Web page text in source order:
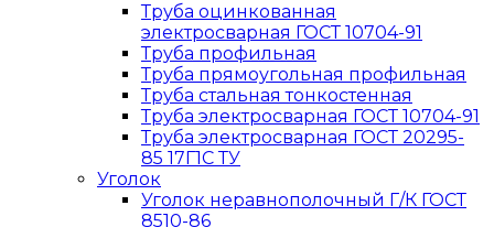
Труба оцинкованная
электросварная ГОСТ 10704-91
Труба профильная
Труба прямоугольная профильная
Труба стальная тонкостенная
Труба электросварная ГОСТ 10704-91
Труба электросварная ГОСТ 20295-
85 17Г1С ТУ
Уголок
Уголок неравнополочный Г/К ГОСТ
8510-86